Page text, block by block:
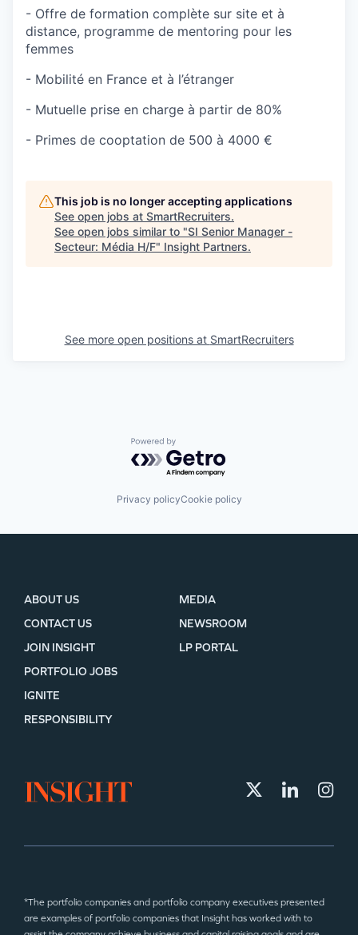
- Offre de formation complète sur site et à
distance, programme de mentoring pour les
femmes
- Mobilité en France et à l’étranger
- Mutuelle prise en charge à partir de 80%
- Primes de cooptation de 500 à 4000 €
This job is no longer accepting applications
See open jobs at SmartRecruiters.
See open jobs similar to "SI Senior Manager -
Secteur: Média H/F" Insight Partners.
See more open positions at SmartRecruiters
Powered by Getro.com
Privacy policyCookie policy
ABOUT US
CONTACT US
JOIN INSIGHT
MEDIA
NEWSROOM
LP PORTAL
PORTFOLIO JOBS
IGNITE
RESPONSIBILITY
*The portfolio companies and portfolio company executives presented
are examples of portfolio companies that Insight has worked with to